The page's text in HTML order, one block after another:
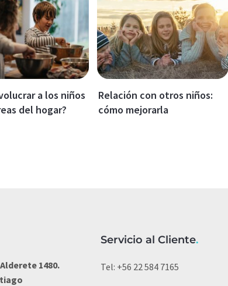
a los niños
del hogar?
Relación con otros niños:
cómo mejorarla
1480.
Servicio al Cliente.
Tel: +56 22 584 7165